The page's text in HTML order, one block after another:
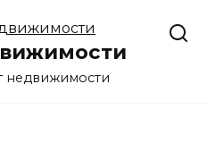
недвижимости